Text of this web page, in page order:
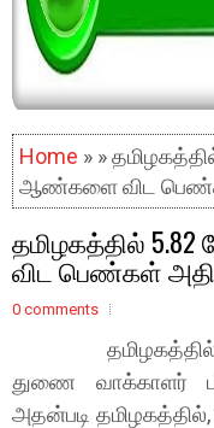
Home » »
ஆண்களை விட
தமிழகத்தில்
விட பெண்கள்
0 comments
தமிழகத்தில்
துணை வாக்காளர்
அதன்படி